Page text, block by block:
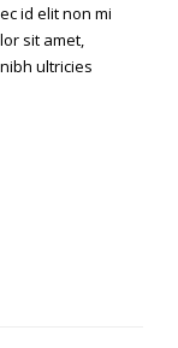
id elit non mi
sit amet,
ultricies